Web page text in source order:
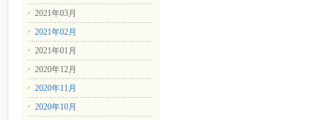
2021年03月
2021年02月
2021年01月
2020年12月
2020年11月
2020年10月